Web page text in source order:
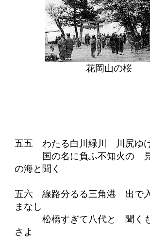
花岡山の桜
五五 わたる白川緑川 川尻ゆ
国の名に負ふ不知火の 見
の海と聞く
五六 線路分るる三角港 出で
まなし
松橋すぎて八代と 聞くも
さよ